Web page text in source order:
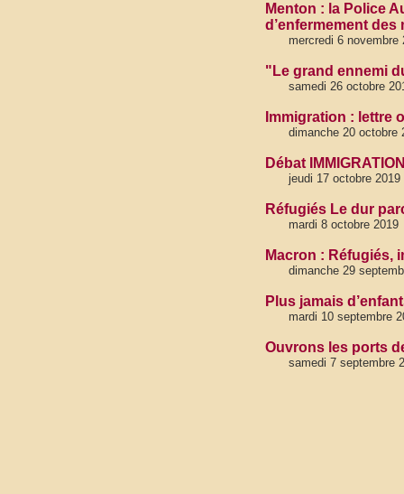
Menton : la Police
d’enfermement des
mercredi 6 novembre
"Le grand ennemi
samedi 26 octobre
Immigration : lettre
dimanche 20 octobre
Débat
jeudi 17 octobre 2019
Réfugiés Le dur
mardi 8 octobre 2019
Macron : Réfugiés,
dimanche 29
Plus jamais
mardi 10 septembre
Ouvrons les ports
samedi 7 septembre